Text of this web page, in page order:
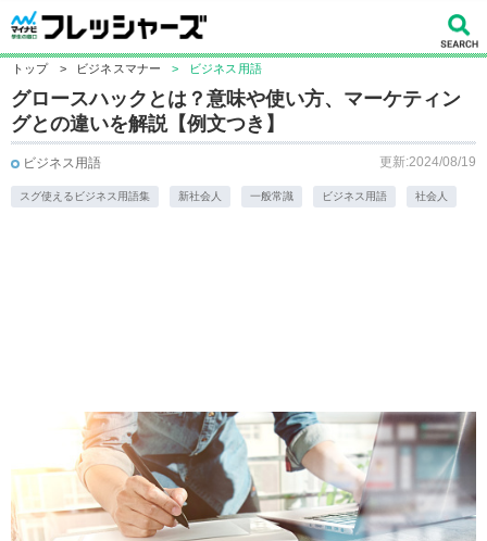
トップ > ビジネスマナー > ビジネス用語
グロースハックとは？意味や使い方、マーケティン
グとの違いを解説【例文つき】
ビジネス用語 更新:2024/08/19
スグ使えるビジネス用語集 新社会人 一般常識 ビジネス用語 社会人